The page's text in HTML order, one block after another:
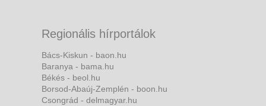
Regionális hírportálok
Bács-Kiskun - baon.hu
Baranya - bama.hu
Békés - beol.hu
Borsod-Abaúj-Zemplén - boon.hu
Csongrád - delmagyar.hu